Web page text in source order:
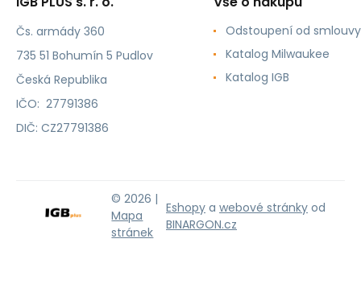
Čs. armády 360
735 51 Bohumín 5 Pudlov
Česká Republika
IČO: 27791386
DIČ: CZ27791386
Odstoupení od smlouvy
Katalog Milwaukee
Katalog IGB
© 2026 |
Mapa
stránek
Eshopy a webové stránky od
BINARGON.cz